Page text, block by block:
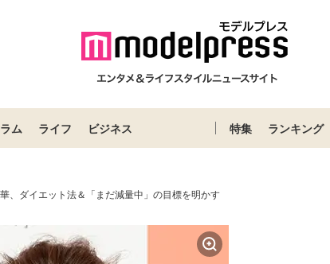
ム ライフ ビジネス 特集 ランキング
、ダイエット法＆「まだ減量中」の目標を明かす